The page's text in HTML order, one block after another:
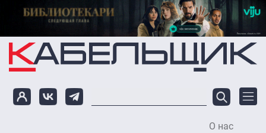
Перейти к основному содержанию
О нас